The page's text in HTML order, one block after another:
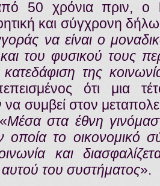
50 χρόνια πριν, ο
και σύγχρονη
να είναι ο
του φυσικού τους
της
ότι μια
συμβεί στον
Μέσα στα έθνη
το οικονομικό
και
αυτού του συστήματος».